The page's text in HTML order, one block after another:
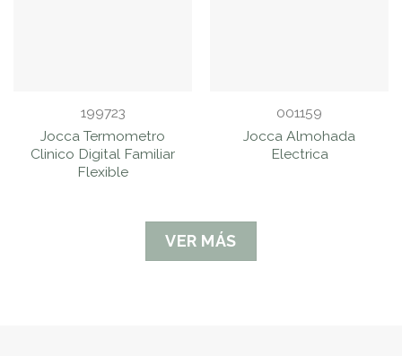
199723
Jocca Termometro
Clinico Digital Familiar
Flexible
001159
Jocca Almohada
Electrica
VER MÁS